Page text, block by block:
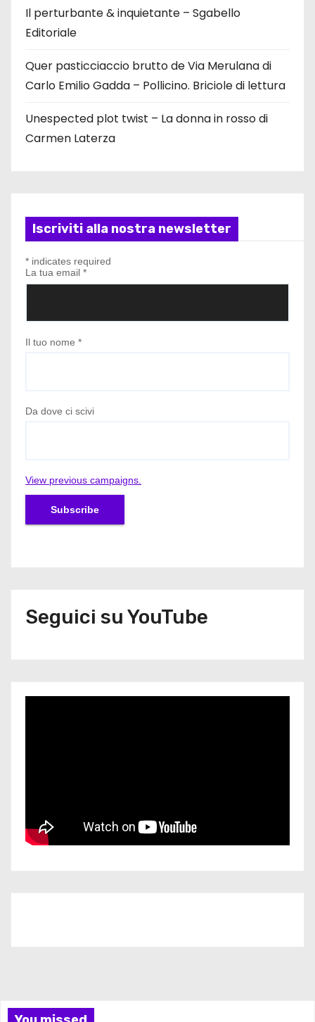
Il perturbante & inquietante – Sgabello
Editoriale
Quer pasticciaccio brutto de Via Merulana di
Carlo Emilio Gadda – Pollicino. Briciole di lettura
Unespected plot twist – La donna in rosso di
Carmen Laterza
Iscriviti alla nostra newsletter
* indicates required
La tua email *
Il tuo nome *
Da dove ci scivi
View previous campaigns.
Seguici su YouTube